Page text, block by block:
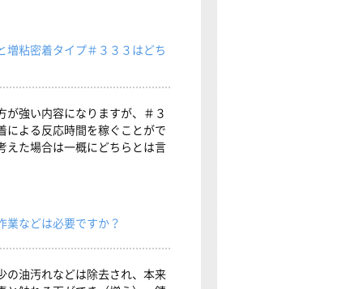
増粘密着タイプ＃３３３はどち
が強い内容になりますが、＃３
による反応時間を稼ぐことがで
えた場合は一概にどちらとは言
業などは必要ですか？
の油汚れなどは除去され、本来